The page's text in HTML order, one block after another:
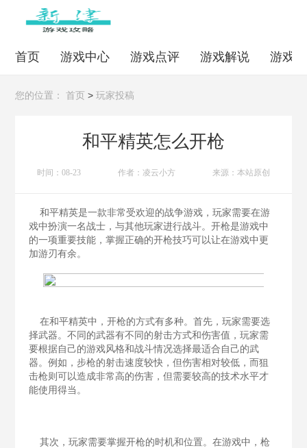
首页 游戏中心 游戏点评 游戏解说 游戏
您的位置： 首页 >玩家投稿
和平精英怎么开枪
时间：08-23 作者：凌云小方 来源：本站原创
和平精英是一款非常受欢迎的战争游戏，玩家需要在游
戏中扮演一名战士，与其他玩家进行战斗。开枪是游戏中
的一项重要技能，掌握正确的开枪技巧可以让在游戏中更
加游刃有余。
在和平精英中，开枪的方式有多种。首先，玩家需要选
择武器。不同的武器有不同的射击方式和伤害值，玩家需
要根据自己的游戏风格和战斗情况选择最适合自己的武
器。例如，步枪的射击速度较快，但伤害相对较低，而狙
击枪则可以造成非常高的伤害，但需要较高的技术水平才
能使用得当。
其次，玩家需要掌握开枪的时机和位置。在游戏中，枪